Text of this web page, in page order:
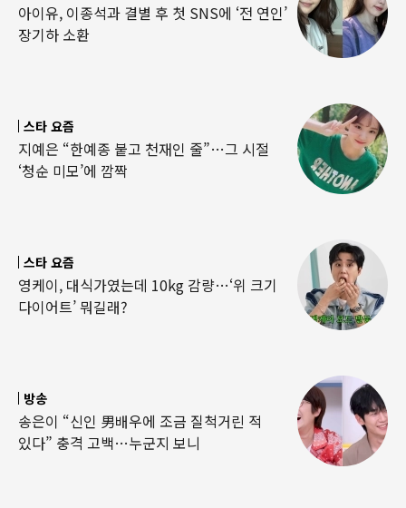
아이유, 이종석과 결별 후 첫 SNS에 ‘전 연인’
장기하 소환
스타 요즘
지예은 “한예종 붙고 천재인 줄”…그 시절
‘청순 미모’에 깜짝
스타 요즘
영케이, 대식가였는데 10kg 감량…‘위 크기
다이어트’ 뭐길래?
방송
송은이 “신인 男배우에 조금 질척거린 적
있다” 충격 고백…누군지 보니